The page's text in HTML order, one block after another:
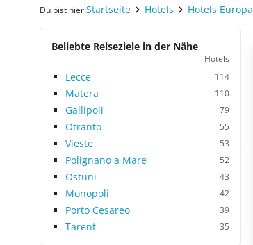
Du bist hier:Startseite Hotels Hotels Europa
Beliebte Reiseziele in der Nähe
Hotels
Lecce 114
Matera 110
Gallipoli 79
Otranto 55
Vieste 53
Polignano a Mare 52
Ostuni 43
Monopoli 42
Porto Cesareo 39
Tarent 35